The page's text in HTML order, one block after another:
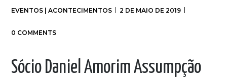
EVENTOS | ACONTECIMENTOS 2 DE MAIO DE 2019
0 COMMENTS
Sócio Daniel Amorim Assumpção